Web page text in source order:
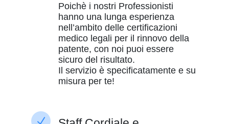
Poichè i nostri Professionisti
hanno una lunga esperienza
nell’ambito delle certificazioni
medico legali per il rinnovo della
patente, con noi puoi essere
sicuro del risultato.
Il servizio è specificatamente e su
misura per te!
N